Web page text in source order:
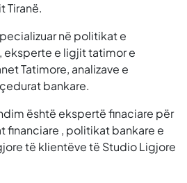
Tiranë.
në politikat e
e ligjit tatimor e
Tatimore, analizave e
bankare.
është ekspertë finaciare për
financiare , politikat bankare e
të klientëve të Studio Ligjore